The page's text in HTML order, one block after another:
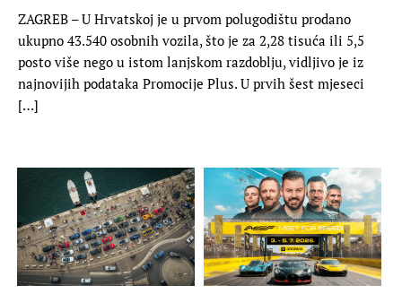
ZAGREB – U Hrvatskoj je u prvom polugodištu prodano
ukupno 43.540 osobnih vozila, što je za 2,28 tisuća ili 5,5
posto više nego u istom lanjskom razdoblju, vidljivo je iz
najnovijih podataka Promocije Plus. U prvih šest mjeseci
[…]